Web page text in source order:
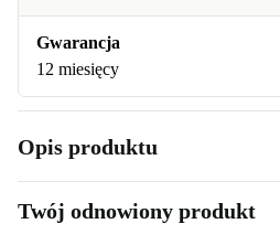
Gwarancja
12 miesięcy
Opis produktu
Twój odnowiony produkt